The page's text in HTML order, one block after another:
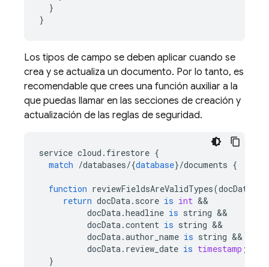
  }
Los tipos de campo se deben aplicar cuando se
crea y se actualiza un documento. Por lo tanto, es
recomendable que crees una función auxiliar a la
que puedas llamar en las secciones de creación y
actualización de las reglas de seguridad.
service cloud . firestore {
match /databases/{database}/documents {
function reviewFieldsAreValidTypes(docData
return docData. score is int
docData.headline is string
docData.content is string
docData.author_name is string
docData. review_date is timestamp ;
}